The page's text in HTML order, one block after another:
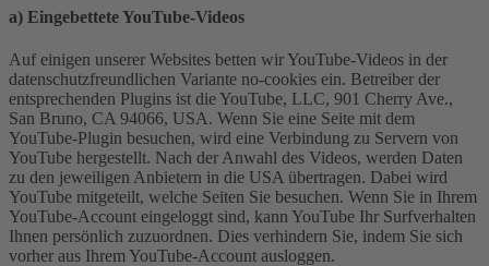
a) Eingebettete YouTube-Videos
Auf einigen unserer Websites betten wir YouTube-Videos in der
datenschutzfreundlichen Variante no-cookies ein. Betreiber der
entsprechenden Plugins ist die YouTube, LLC, 901 Cherry Ave.,
San Bruno, CA 94066, USA. Wenn Sie eine Seite mit dem
YouTube-Plugin besuchen, wird eine Verbindung zu Servern von
YouTube hergestellt. Nach der Anwahl des Videos, werden Daten
zu den jeweiligen Anbietern in die USA übertragen. Dabei wird
YouTube mitgeteilt, welche Seiten Sie besuchen. Wenn Sie in Ihrem
YouTube-Account eingeloggt sind, kann YouTube Ihr Surfverhalten
Ihnen persönlich zuzuordnen. Dies verhindern Sie, indem Sie sich
vorher aus Ihrem YouTube-Account ausloggen.